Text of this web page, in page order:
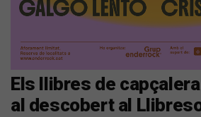
Els llibres de
al descobert al